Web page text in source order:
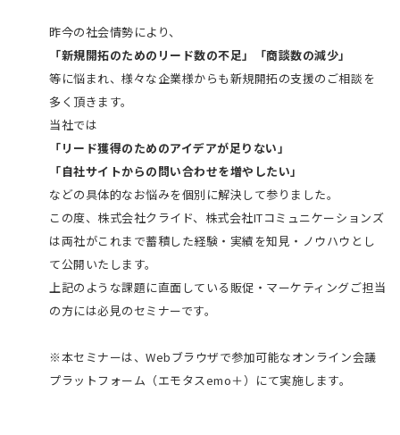
昨今の社会情勢により、
「新規開拓のためのリード数の不足」
「商談数の減少」
等に悩まれ、様々な企業様からも新規開拓の支援のご相談を
多く頂きます。
当社では
「リード獲得のためのアイデアが足りない」
「自社サイトからの問い合わせを増やしたい」
などの具体的なお悩みを個別に解決して参りました。
この度、株式会社クライド、株式会社ITコミュニケーションズ
は両社がこれまで蓄積した経験・実績を知見・ノウハウとし
て公開いたします。
上記のような課題に直面している販促・マーケティングご担当
の方には必見のセミナーです。
※本セミナーは、Webブラウザで参加可能なオンライン会議
プラットフォーム（エモタスemo＋）にて実施します。